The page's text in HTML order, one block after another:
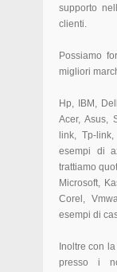
supporto
clienti.
Possiamo
migliori
Hp, IBM,
Acer, Asus,
link, Tp-
esempi di
trattiamo
Microsoft,
Corel,
esempi di
Inoltre con
presso i